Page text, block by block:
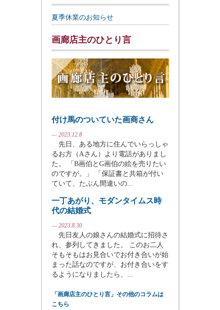
夏季休業のお知らせ
画廊店主のひとり言
付け馬のついていた画商さん
— 2023.12.8
先日、ある地方に住んでいらっしゃ
るお方（Aさん）より電話がありまし
た。 「B画伯とG画伯の絵を売りたい
のですが。」 「保証書と共箱が付い
ていて、たぶん間違いの...
一丁あがり、モダンタイムス時
代の結婚式
— 2023.8.30
先日友人の娘さんの結婚式に招待さ
れ、参列してきました。 このお二人
そもそもはお見合いでお付き合いが始
まった話なのですが、お付き合いをす
るようになりましたら、...
「画廊店主のひとり言」その他のコラムは
こちら